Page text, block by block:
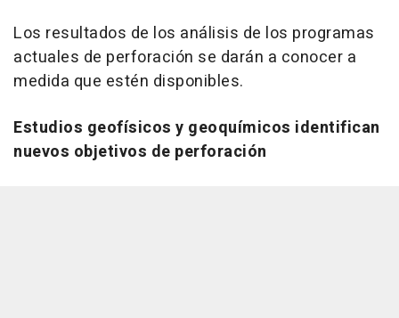
Los resultados de los análisis de los programas
actuales de perforación se darán a conocer a
medida que estén disponibles.
Estudios geofísicos y geoquímicos identifican
nuevos objetivos de perforación